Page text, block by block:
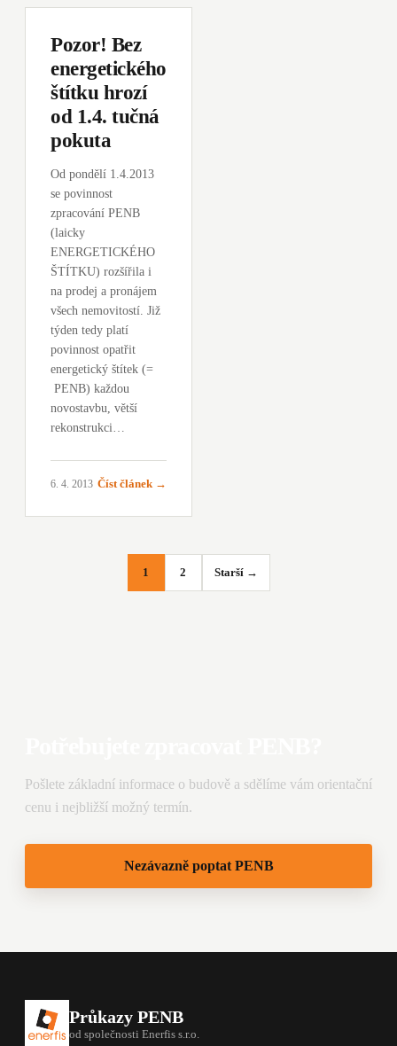
Pozor! Bez
energetického
štítku hrozí
od 1.4. tučná
pokuta
Od pondělí 1.4.2013
se povinnost
zpracování PENB
(laicky
ENERGETICKÉHO
ŠTÍTKU) rozšířila i
na prodej a pronájem
všech nemovitostí. Již
týden tedy platí
povinnost opatřit
energetický štítek (=
PENB) každou
novostavbu, větší
rekonstrukci…
6. 4. 2013 Číst článek →
1 2 Starší →
Pošlete základní informace o budově a sdělíme vám orientační
cenu i nejbližší možný termín.
Nezávazně poptat PENB
Průkazy PENB
od společnosti Enerfis s.r.o.